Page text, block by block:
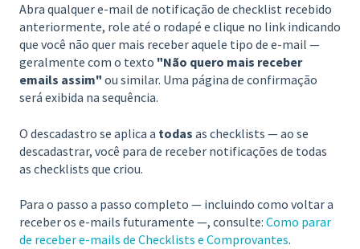
Abra qualquer e-mail de notificação de checklist recebido
anteriormente, role até o rodapé e clique no link indicando
que você não quer mais receber aquele tipo de e-mail —
geralmente com o texto "Não quero mais receber
emails assim" ou similar. Uma página de confirmação
será exibida na sequência.
O descadastro se aplica a todas as checklists — ao se
descadastrar, você para de receber notificações de todas
as checklists que criou.
Para o passo a passo completo — incluindo como voltar a
receber os e-mails futuramente —, consulte: Como parar
de receber e-mails de Checklists e Comprovantes.